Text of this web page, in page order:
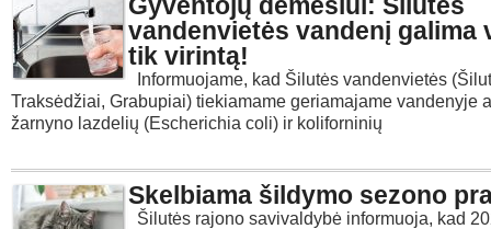
vandenvietės vandenį galima
tik virintą!
Informuojame, kad Šilutės vandenvietės
Traksėdžiai, Grabupiai) tiekiamame geriamajame vandenyje
žarnyno lazdelių (Escherichia coli) ir koliforninių
Skelbiama šildymo sezono
Šilutės rajono savivaldybė informuoja, kad